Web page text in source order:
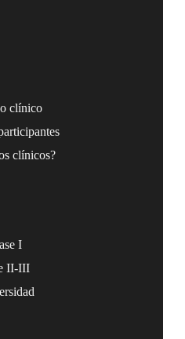
clínico
clínicos?
I
II-III